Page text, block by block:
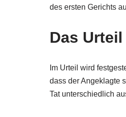
des ersten Gerichts
Das
Im Urteil wird
dass der Angeklagte
Tat unterschiedlich